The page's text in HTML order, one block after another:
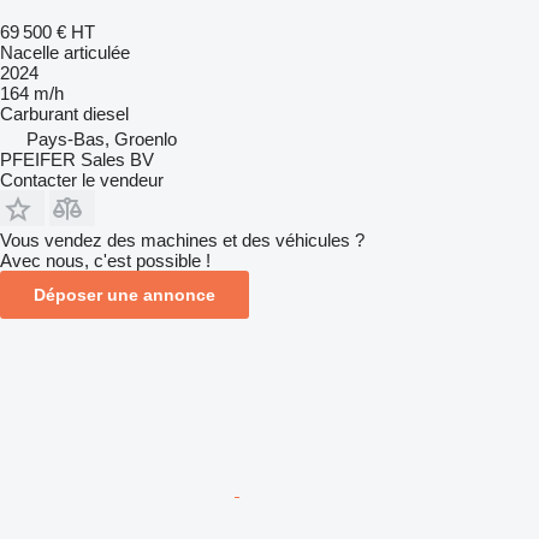
69 500 € HT
Nacelle articulée
2024
164 m/h
Carburant diesel
Pays-Bas, Groenlo
PFEIFER Sales BV
Contacter le vendeur
Vous vendez des machines et des véhicules ?
Avec nous, c'est possible !
Déposer une annonce